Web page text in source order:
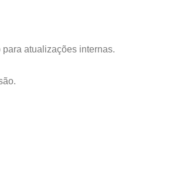
atualizações internas.